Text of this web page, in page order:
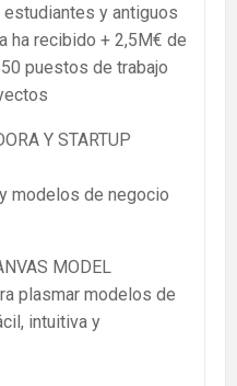
estudiantes y antiguos
ha recibido + 2,5M€ de
puestos de trabajo
Y STARTUP
modelos de negocio
MODEL
plasmar modelos de
intuitiva y